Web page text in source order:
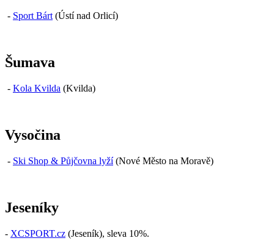
- Sport Bárt(Ústí nad Orlicí)
Šumava
- Kola Kvilda (Kvilda)
Vysočina
- Ski Shop & Půjčovna lyží(Nové Město na Moravě)
Jeseníky
- XCSPORT.cz (Jeseník), sleva 10%.